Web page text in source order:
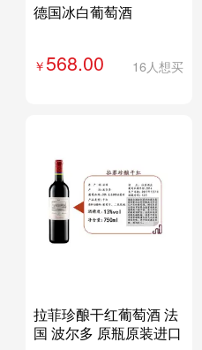
德国冰白葡萄酒
568.00 16人想买
拉菲珍酿干红葡萄酒 法
国 波尔多 原瓶原装进口